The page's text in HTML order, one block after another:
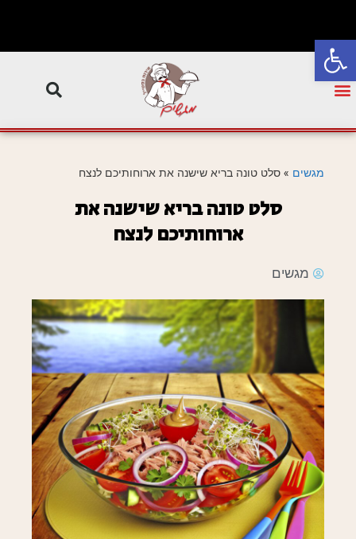
פתח סרגל נגישות
מגשים » סלט טונה בריא שישנה את ארוחותיכם לנצח
סלט טונה בריא שישנה את
ארוחותיכם לנצח
מגשים